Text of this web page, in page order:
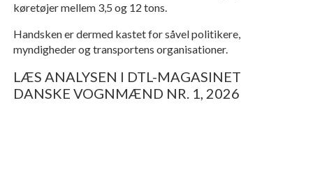
køretøjer mellem 3,5 og 12 tons.
Handsken er dermed kastet for såvel politikere,
myndigheder og transportens organisationer.
LÆS ANALYSEN I DTL-MAGASINET
DANSKE VOGNMÆND NR. 1, 2026